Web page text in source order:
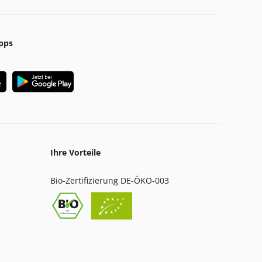
Ihre Vorteile
Bio-Zertifizierung DE-ÖKO-003